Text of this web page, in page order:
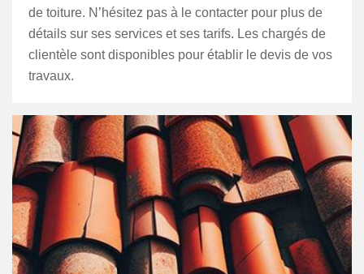
de toiture. N’hésitez pas à le contacter pour plus de
détails sur ses services et ses tarifs. Les chargés de
clientèle sont disponibles pour établir le devis de vos
travaux.